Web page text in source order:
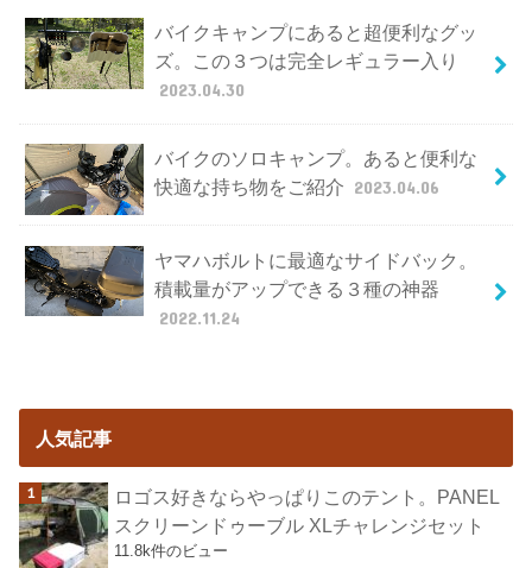
バイクキャンプにあると超便利なグッ
ズ。この３つは完全レギュラー入り
2023.04.30
バイクのソロキャンプ。あると便利な
快適な持ち物をご紹介 2023.04.06
ヤマハボルトに最適なサイドバック。
積載量がアップできる３種の神器
2022.11.24
人気記事
ロゴス好きならやっぱりこのテント。PANEL
スクリーンドゥーブル XLチャレンジセット
11.8k件のビュー